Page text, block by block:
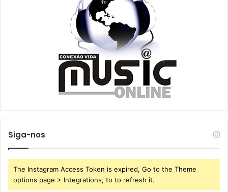
Siga-nos
The Instagram Access Token is expired, Go to the Theme
options page > Integrations, to to refresh it.